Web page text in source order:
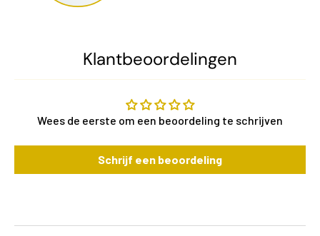
Klantbeoordelingen
Wees de eerste om een beoordeling te schrijven
Schrijf een beoordeling